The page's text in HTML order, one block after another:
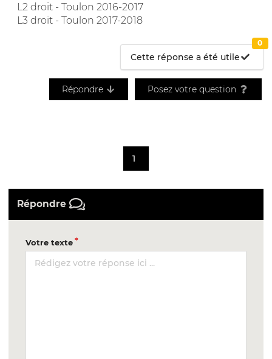
L2 droit - Toulon 2016-2017
L3 droit - Toulon 2017-2018
Cette réponse a été utile
0
Répondre Posez votre question
1
Répondre
Votre texte